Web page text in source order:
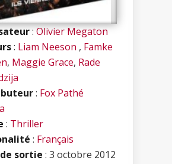
:Olivier Megaton
: Liam Neeson , Famke
, Maggie Grace, Rade
: Fox Pathé
: Thriller
: Français
sortie : 3 octobre 2012